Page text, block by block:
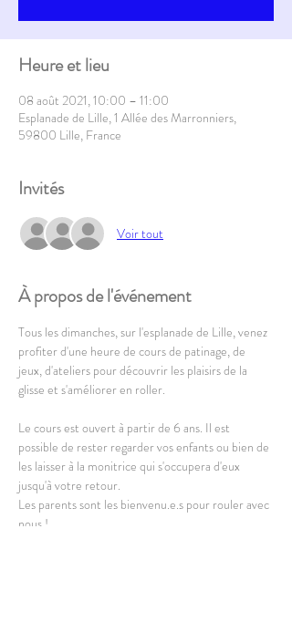
Heure et lieu
08 août 2021, 10:00 – 11:00
Esplanade de Lille, 1 Allée des Marronniers,
59800 Lille, France
Invités
Voir tout
À propos de l'événement
Tous les dimanches, sur l'esplanade de Lille, venez
profiter d'une heure de cours de patinage, de
jeux, d'ateliers pour découvrir les plaisirs de la
glisse et s'améliorer en roller.
Le cours est ouvert à partir de 6 ans. Il est
possible de rester regarder vos enfants ou bien de
les laisser à la monitrice qui s'occupera d'eux
jusqu'à votre retour.
Les parents sont les bienvenu.e.s pour rouler avec
nous !